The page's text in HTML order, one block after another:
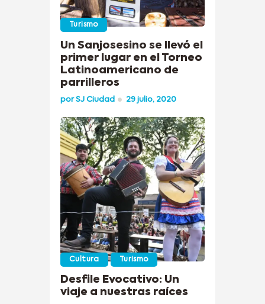
Turismo
Un Sanjosesino se llevó el
primer lugar en el Torneo
Latinoamericano de
parrilleros
porSJ Ciudad 29 julio, 2020
Cultura Turismo
Desfile Evocativo: Un
viaje a nuestras raíces